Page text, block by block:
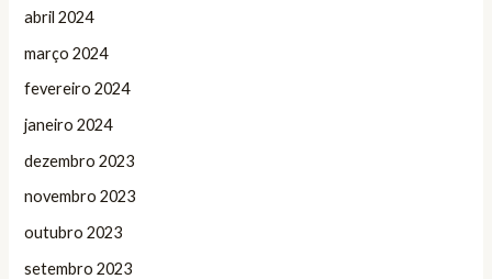
abril 2024
março 2024
fevereiro 2024
janeiro 2024
dezembro 2023
novembro 2023
outubro 2023
setembro 2023